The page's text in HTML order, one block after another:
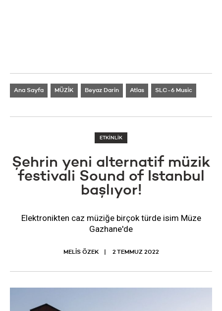
Ana Sayfa MÜZİK Beyaz Darin Atlas SLC-6 Music
ETKİNLİK
Şehrin yeni alternatif müzik
festivali Sound of Istanbul
başlıyor!
Elektronikten caz müziğe birçok türde isim Müze
Gazhane'de
MELİS ÖZEK 2 TEMMUZ 2022